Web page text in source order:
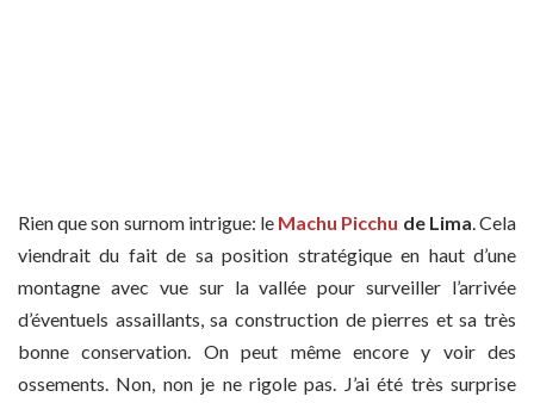
Rien que son surnom intrigue: le Machu Picchu de Lima. Cela
viendrait du fait de sa position stratégique en haut d’une
montagne avec vue sur la vallée pour surveiller l’arrivée
d’éventuels assaillants, sa construction de pierres et sa très
bonne conservation. On peut même encore y voir des
ossements. Non, non je ne rigole pas. J’ai été très surprise